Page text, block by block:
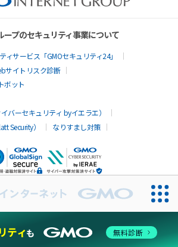
ープのセキュリティ事業について
サービス「GMOセキュリティ24」
サイトリスク診断
ボット
バーセキュリティ byイエラエ）
Security）
なりすまし対策
無料診断